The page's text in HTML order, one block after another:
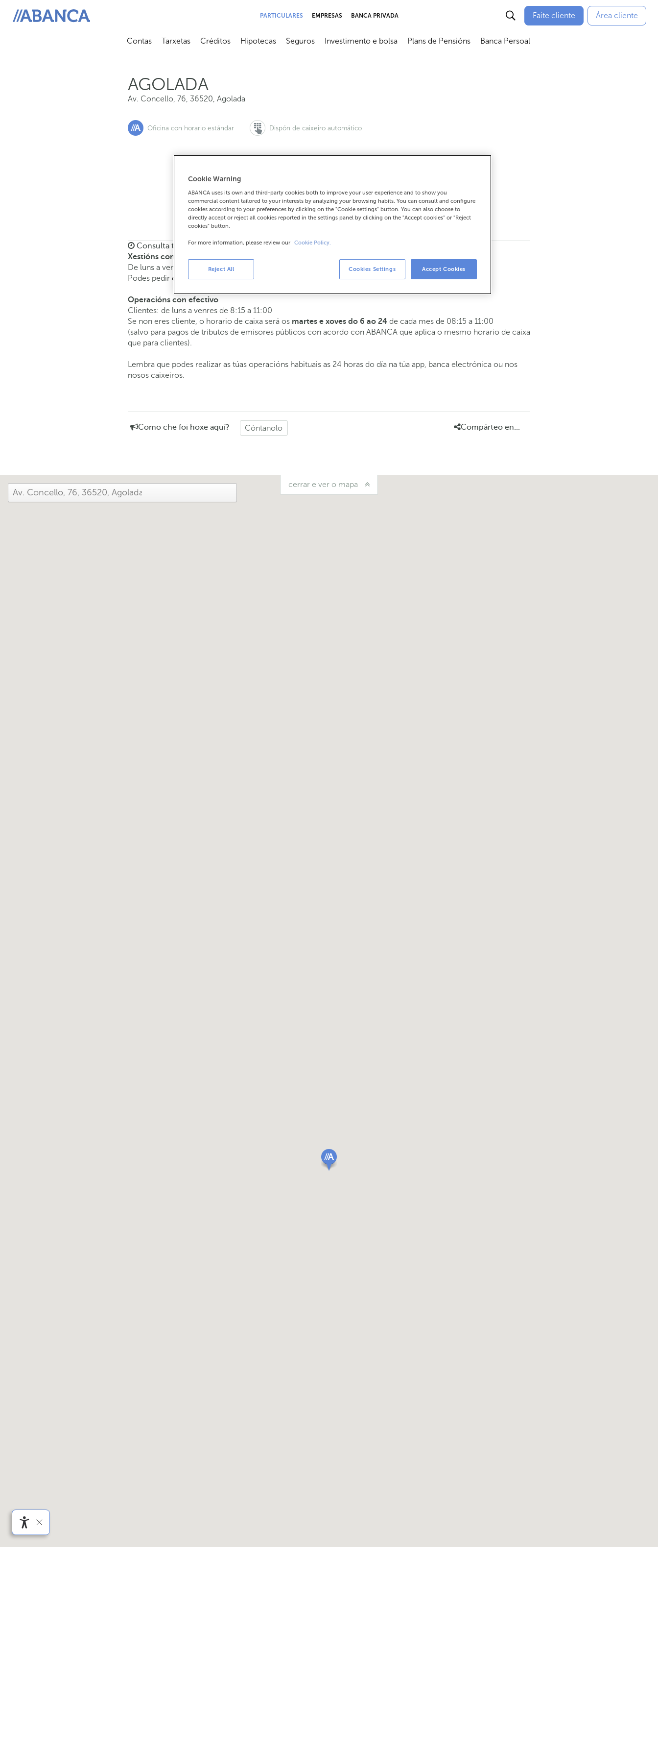
ABANCA
PARTICULARES EMPRESAS BANCA PRIVADA Faite cliente Área cliente
Contas
Abrir submenú
Tarxetas
Abrir submenú
Créditos
Abrir submenú
Hipotecas
Abrir submenú
Seguros
Abrir submenú
Investimento e bolsa
Abrir submenú
Plans de Pensións
Abrir submenú
Banca Persoal
AGOLADA
Av. Concello, 76, 36520, Agolada
Oficina con horario estándar Dispón de caixeiro automático
Se queres pedir cita:
900 815 200 986789702 Como chegar
Consulta todos os horarios
Xestións comerciais
De luns a venres de 8:15 a 14:00.
Podes pedir cita previae atenderémoste o día e hora que escollas
Operacións con efectivo
Clientes: de luns a venres de 8:15 a 11:00
Se non eres cliente, o horario de caixa será os martes e xoves do 6 ao 24 de cada mes de 08:15 a 11:00
(salvo para pagos de tributos de emisores públicos con acordo con ABANCA que aplica o mesmo horario de caixa
que para clientes).
Lembra que podes realizar as túas operacións habituais as 24 horas do día na túa app, banca electrónica ou nos
nosos caixeiros.
Como che foi hoxe aquí? Cóntanolo Compárteo en...
cerrar e ver o mapa
Cookie Warning
ABANCA uses its own and third-party cookies both to improve your user experience and to show you
commercial content tailored to your interests by analyzing your browsing habits. You can consult and configure
cookies according to your preferences by clicking on the "Cookie settings" button. You can also choose to
directly accept or reject all cookies reported in the settings panel by clicking on the "Accept cookies" or "Reject
cookies" button.
For more information, please review our Cookie Policy.
Reject All Cookies Settings Accept Cookies